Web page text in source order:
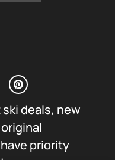
deals, new
priority